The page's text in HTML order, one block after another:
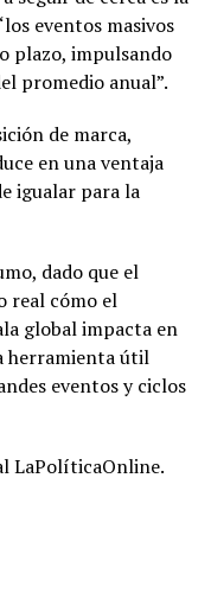
eventos masivos
plazo, impulsando
promedio anual”.
de marca,
en una ventaja
igualar para la
dado que el
real cómo el
global impacta en
herramienta útil
eventos y ciclos
LaPolíticaOnline.